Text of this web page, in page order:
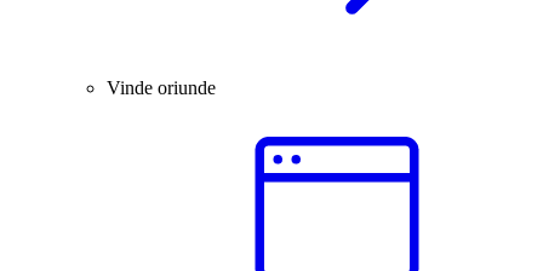
Vinde oriunde